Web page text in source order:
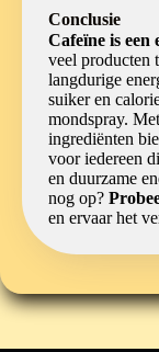
Conclusie
Cafeïne is een
veel producten
langdurige
suiker en
mondspray.
ingrediënten
voor iedereen
en duurzame
nog op?
en ervaar het